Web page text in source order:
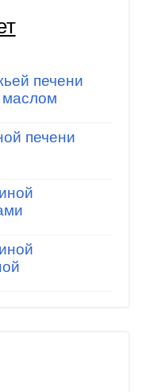
печени
печени